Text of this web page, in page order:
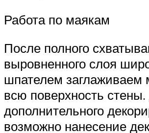
Работа по маякам
После полного
выровненного слоя
шпателем заглаживаем
всю поверхность
дополнительного
возможно нанесение